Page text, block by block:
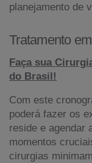
planejamento de
Tratamento
Faça sua
do Brasil!
Com este
poderá fazer os
reside e agendar
momentos
cirurgias